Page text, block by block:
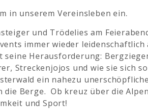
in unserem Vereinsleben ein.
und Trödelies am
immer wieder
Herausforderung:
Streckenjojos und wie sie sich
ein nahezu
die Berge. Ob kreuz über die
und Sport!